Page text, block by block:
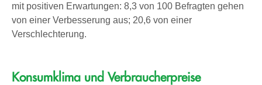
mit positiven Erwartungen: 8,3 von 100 Befragten gehen
von einer Verbesserung aus; 20,6 von einer
Verschlechterung.
Konsumklima und Verbraucherpreise